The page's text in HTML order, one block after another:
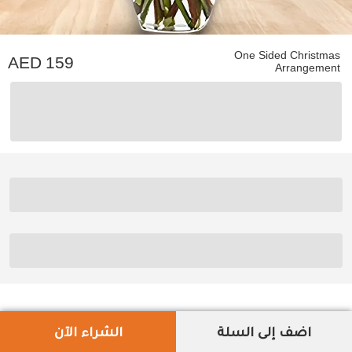
One Sided Christmas
Arrangement
159
اضف إلى السلة الشراء الآن